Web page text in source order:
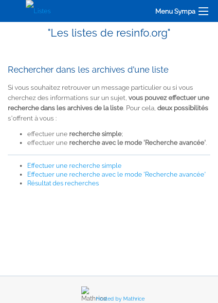
Menu Sympa
"Les listes de resinfo.org"
Rechercher dans les archives d'une liste
Si vous souhaitez retrouver un message particulier ou si vous
cherchez des informations sur un sujet, vous pouvez effectuer une
recherche dans les archives de la liste . Pour cela, deux possibilités
s'offrent à vous :
effectuer une recherche simple;
effectuer une recherche avec le mode 'Recherche avancée'.
Effectuer une recherche simple
Effectuer une recherche avec le mode 'Recherche avancée'
Résultat des recherches
Hosted by Mathrice